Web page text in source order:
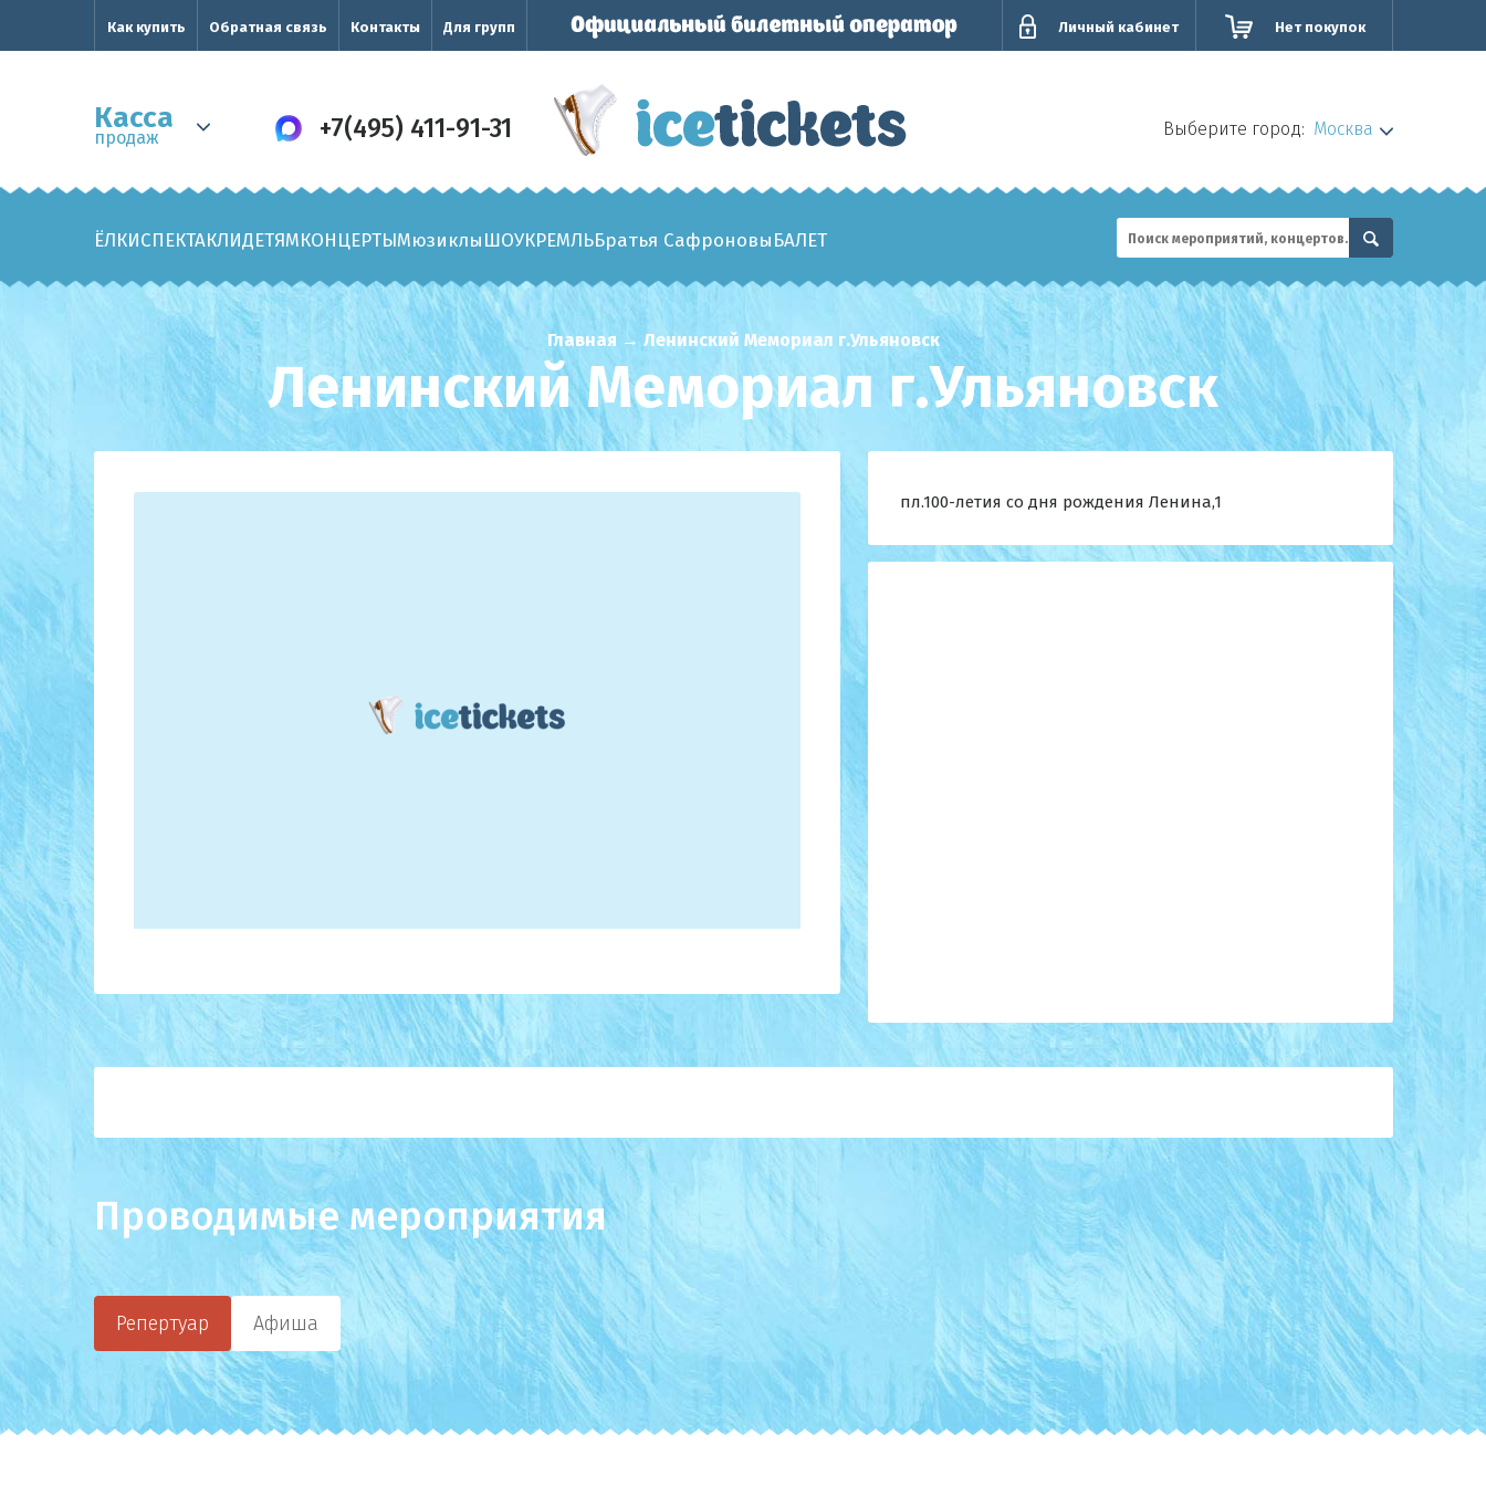
Как купить Обратная связь Контакты Для групп Личный кабинет Нет покупок
Касса
продаж +7(495) 411-91-31 Выберите город: Москва
ЁЛКИСПЕКТАКЛИДЕТЯМКОНЦЕРТЫМюзиклыШОУКРЕМЛЬБратья СафроновыБАЛЕТ
Главная → Ленинский Мемориал г.Ульяновск
Ленинский Мемориал г.Ульяновск
пл.100-летия со дня рождения Ленина,1
Проводимые мероприятия
Репертуар Афиша